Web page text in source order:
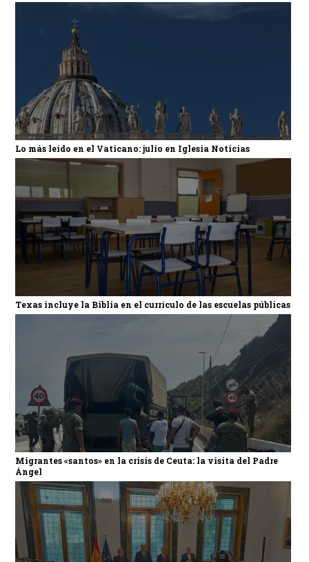
Lo más leído en el Vaticano: julio en Iglesia Noticias
Texas incluye la Biblia en el currículo de las escuelas públicas
Migrantes «santos» en la crisis de Ceuta: la visita del Padre
Ángel